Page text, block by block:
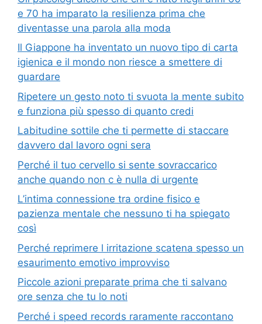
e 70 ha imparato la resilienza prima che
diventasse una parola alla moda
Il Giappone ha inventato un nuovo tipo di carta
igienica e il mondo non riesce a smettere di
guardare
Ripetere un gesto noto ti svuota la mente subito
e funziona più spesso di quanto credi
Labitudine sottile che ti permette di staccare
davvero dal lavoro ogni sera
Perché il tuo cervello si sente sovraccarico
anche quando non c è nulla di urgente
L’intima connessione tra ordine fisico e
pazienza mentale che nessuno ti ha spiegato
così
Perché reprimere l irritazione scatena spesso un
esaurimento emotivo improvviso
Piccole azioni preparate prima che ti salvano
ore senza che tu lo noti
Perché i speed records raramente raccontano